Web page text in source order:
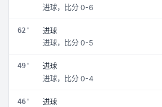
进球，比分 0-6
62'
进球
进球，比分 0-5
49'
进球
进球，比分 0-4
46'
进球